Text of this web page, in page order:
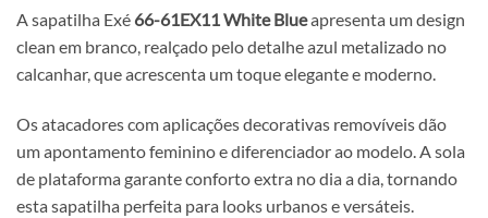
A sapatilha Exé 66-61EX11 White Blueapresenta um design
clean em branco, realçado pelo detalhe azul metalizado no
calcanhar, que acrescenta um toque elegante e moderno.
Os atacadores com aplicações decorativas removíveis dão
um apontamento feminino e diferenciador ao modelo. A sola
de plataforma garante conforto extra no dia a dia, tornando
esta sapatilha perfeita para looks urbanos e versáteis.